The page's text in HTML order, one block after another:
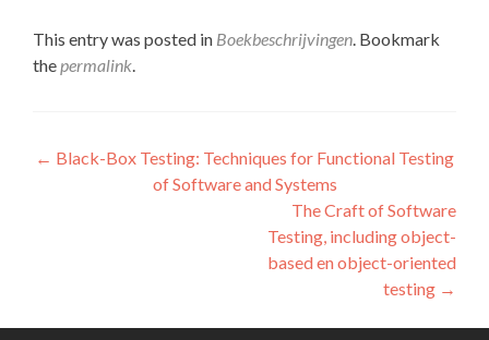
This entry was posted in Boekbeschrijvingen. Bookmark
thepermalink.
Bericht
navigatie
← Black-Box Testing: Techniques for Functional Testing
of Software and Systems
The Craft of Software
Testing, including object-
based en object-oriented
testing →